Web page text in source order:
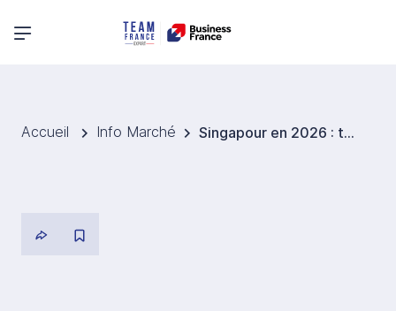
Menu principal
Accueil Info Marché Singapour en 2026 : tout comprendre à l’Année de l’adaptation au changement climatique